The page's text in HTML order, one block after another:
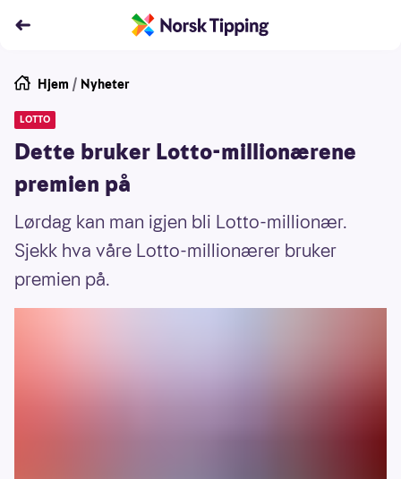
Hjem / Nyheter
LOTTO
Dette bruker Lotto-millionærene
premien på
Lørdag kan man igjen bli Lotto-millionær.
Sjekk hva våre Lotto-millionærer bruker
premien på.